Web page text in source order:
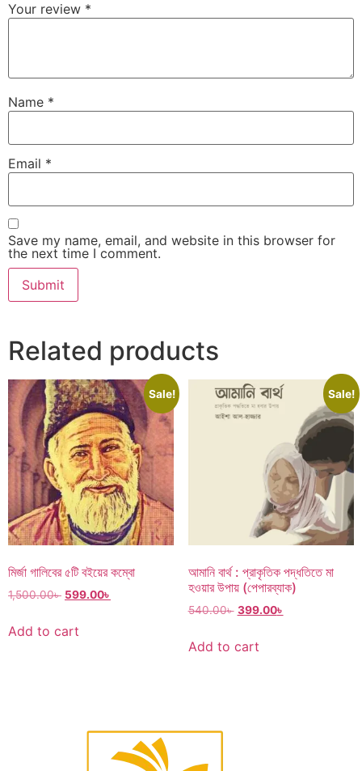
Your review *
Name *
Email *
Save my name, email, and website in this browser for
the next time I comment.
Related products
Sale!
মির্জা গালিবের ৫টি বইয়ের কম্বো
1,500.00৳ 599.00৳
Add to cart
Sale!
আমানি বার্থ : প্রাকৃতিক পদ্ধতিতে মা
হওয়ার উপায় (পেপারব্যাক)
540.00৳ 399.00৳
Add to cart